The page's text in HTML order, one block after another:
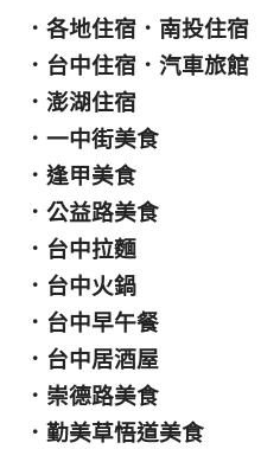
． 各地住宿 ． 南投住宿
． 台中住宿 ． 汽車旅館
． 澎湖住宿
． 一中街美食
． 逢甲美食
． 公益路美食
． 台中拉麵
． 台中火鍋
． 台中早午餐
． 台中居酒屋
． 崇德路美食
． 勤美草悟道美食